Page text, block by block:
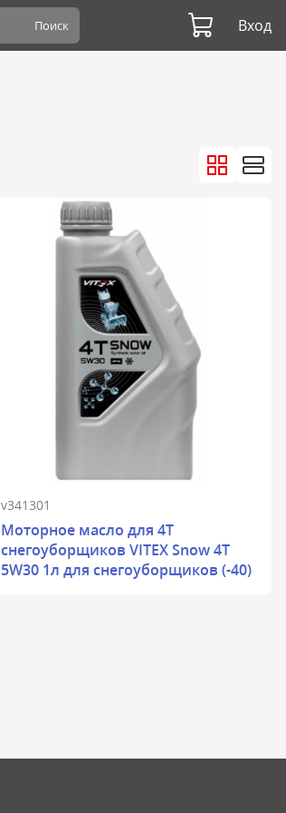
Поиск Вход
v341301
Моторное масло для 4T
снегоуборщиков VITEX Snow 4T
5W30 1л для снегоуборщиков (-40)